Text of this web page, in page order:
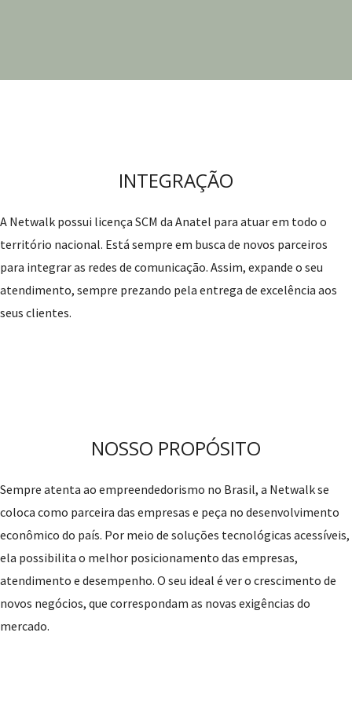
INTEGRAÇÃO
A Netwalk possui licença SCM da Anatel para atuar em todo o
território nacional. Está sempre em busca de novos parceiros
para integrar as redes de comunicação. Assim, expande o seu
atendimento, sempre prezando pela entrega de excelência aos
seus clientes.
NOSSO PROPÓSITO
Sempre atenta ao empreendedorismo no Brasil, a Netwalk se
coloca como parceira das empresas e peça no desenvolvimento
econômico do país. Por meio de soluções tecnológicas acessíveis,
ela possibilita o melhor posicionamento das empresas,
atendimento e desempenho. O seu ideal é ver o crescimento de
novos negócios, que correspondam as novas exigências do
mercado.